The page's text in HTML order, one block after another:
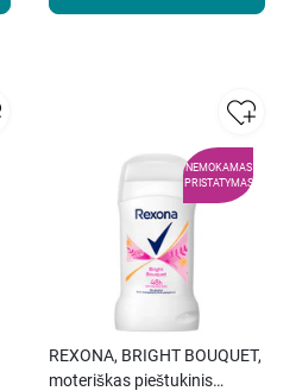
NEMOKAMAS
PRISTATYMAS
REXONA, BRIGHT BOUQUET,
moteriškas pieštukinis